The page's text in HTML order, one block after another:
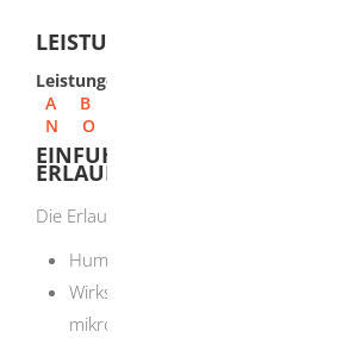
LEISTUNGEN VON A-Z
Leistungen
A
B
N
O
EINFUHR VON
ERLAUBNIS BEANTRAGEN
Die Erlaubnis benötigen Sie für die
Humanarzneimittel,
Wirkstoffen, die menschlicher,
mikrobieller Herkunft sind oder die